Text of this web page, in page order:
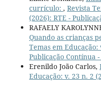
currículo: , Revista
(2026): RTE -
RAFAELY
Quando as crianças
Temas em Educação:
Publicação Contínua -
Erenildo João Carlos,
Educação: v. 23 n. 2